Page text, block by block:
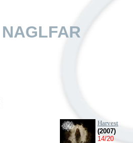
NAGLFAR
Harvest
(2007)
14/20